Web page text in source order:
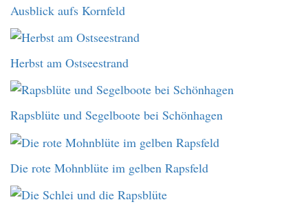
Ausblick aufs Kornfeld
Herbst am Ostseestrand
Rapsblüte und Segelboote bei Schönhagen
Die rote Mohnblüte im gelben Rapsfeld